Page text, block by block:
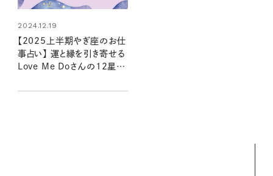
2024.12.19
【2025上半期やぎ座のお仕
事占い】 運と縁を引き寄せる
Love Me Doさんの12星座